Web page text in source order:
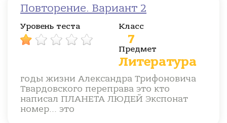
Повторение. Вариант 2
Уровень теста Класс
7
Предмет
Литература
годы жизни Александра Трифоновича
Твардовского переправа это кто
написал ПЛАНЕТА ЛЮДЕЙ Экспонат
номер... это